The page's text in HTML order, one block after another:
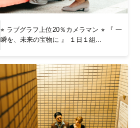
⭐︎ ラブグラフ上位20％カメラマン ⭐︎ 『 一
瞬を、未来の宝物に 』 １日１組...